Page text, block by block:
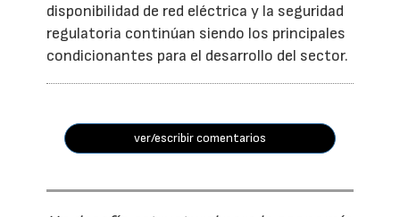
disponibilidad de red eléctrica y la seguridad
regulatoria continúan siendo los principales
condicionantes para el desarrollo del sector.
ver/escribir comentarios